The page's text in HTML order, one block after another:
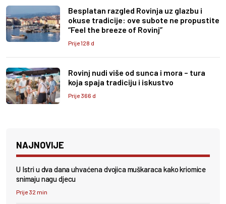
Besplatan razgled Rovinja uz glazbu i
okuse tradicije: ove subote ne propustite
“Feel the breeze of Rovinj”
Prije 128 d
Rovinj nudi više od sunca i mora – tura
koja spaja tradiciju i iskustvo
Prije 366 d
NAJNOVIJE
U Istri u dva dana uhvaćena dvojica muškaraca kako kriomice
snimaju nagu djecu
Prije 32 min